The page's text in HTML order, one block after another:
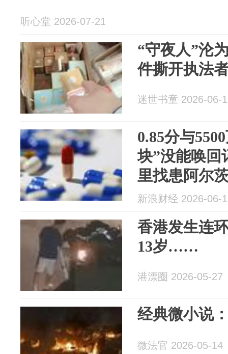
听心堂 2026-07-21
“守夜人”沦
件撕开执法
迷世书童 2026-06-
0.85分与
块”没能唤回
里找患阿尔
火犯”？
新浪财经 2026-06-
香港发生连
13岁……
港漂圈 2026-05-27
经典微小说
微法官 2026-05-14